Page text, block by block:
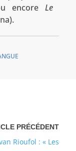
encoreLe
Rioufol : « Les